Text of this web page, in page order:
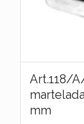
Art.118/
mm